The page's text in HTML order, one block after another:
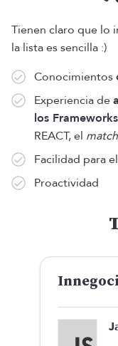
Tienen claro que lo
la lista es sencilla :)
Conocimientos
Experiencia de
los
REACT, el match
Facilidad para
Proactividad